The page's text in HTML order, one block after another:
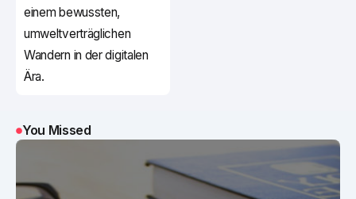
einem bewussten,
umweltverträglichen
Wandern in der digitalen
Ära.
You Missed